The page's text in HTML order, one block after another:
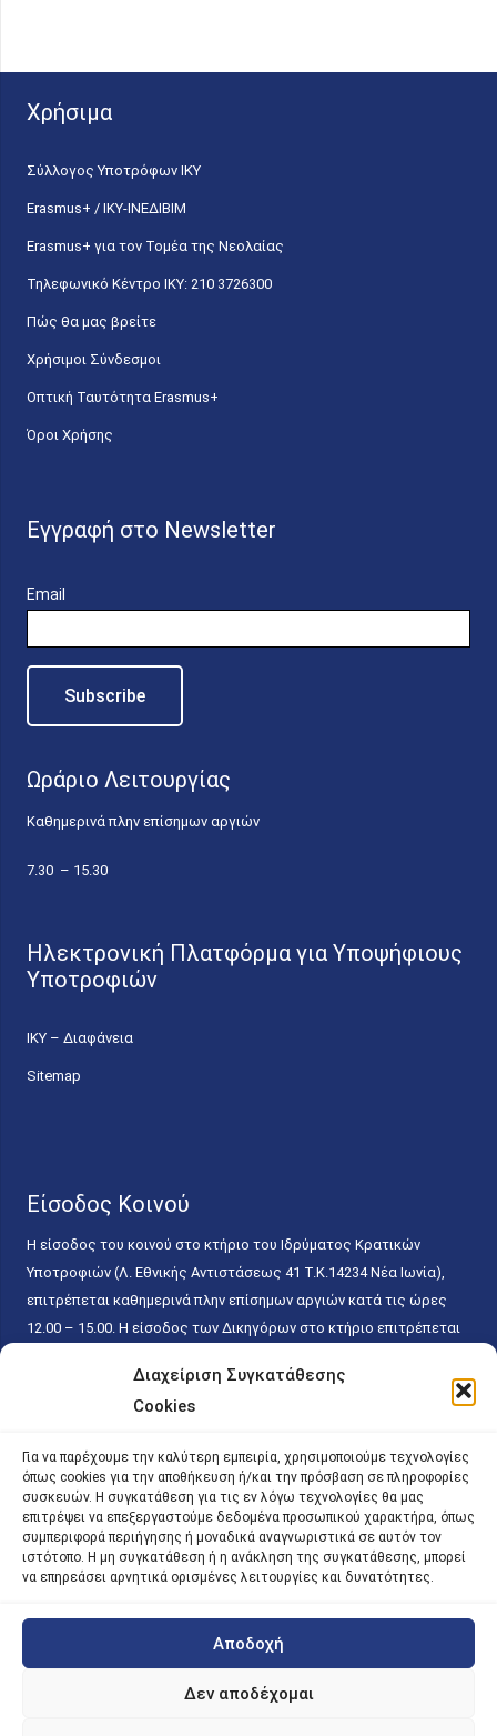
Διαχείριση Συγκατάθεσης
Cookies
Για να παρέχουμε την καλύτερη εμπειρία, χρησιμοποιούμε τεχνολογίες
όπως cookies για την αποθήκευση ή/και την πρόσβαση σε πληροφορίες
συσκευών. Η συγκατάθεση για τις εν λόγω τεχνολογίες θα μας
επιτρέψει να επεξεργαστούμε δεδομένα προσωπικού χαρακτήρα, όπως
συμπεριφορά περιήγησης ή μοναδικά αναγνωριστικά σε αυτόν τον
ιστότοπο. Η μη συγκατάθεση ή η ανάκληση της συγκατάθεσης, μπορεί
να επηρεάσει αρνητικά ορισμένες λειτουργίες και δυνατότητες.
Αποδοχή
Δεν αποδέχομαι
Χρήσιμα
Σύλλογος Υποτρόφων ΙΚΥ
Erasmus+ / ΙΚΥ-ΙΝΕΔΙΒΙΜ
Erasmus+ για τον Τομέα της Νεολαίας
Τηλεφωνικό Κέντρο IKY: 210 3726300
Πώς θα μας βρείτε
Χρήσιμοι Σύνδεσμοι
Οπτική Ταυτότητα Erasmus+
Όροι Χρήσης
Εγγραφή στο Newsletter
Email
Ωράριο Λειτουργίας
Καθημερινά πλην επίσημων αργιών
7.30 – 15.30
Ηλεκτρονική Πλατφόρμα για Υποψήφιους
Υποτροφιών
ΙΚΥ – Διαφάνεια
Sitemap
Είσοδος Κοινού
Η είσοδος του κοινού στο κτήριο του Ιδρύματος Κρατικών
Υποτροφιών (Λ. Εθνικής Αντιστάσεως 41 T.K.14234 Νέα Ιωνία),
επιτρέπεται καθημερινά πλην επίσημων αργιών κατά τις ώρες
12.00 – 15.00. Η είσοδος των Δικηγόρων στο κτήριο επιτρέπεται
κάθε εργάσιμη ημέρα και ώρα χωρίς κανέναν χρονικό ή άλλο
περιορισμό. Η είσοδος του κοινού ειδικά στο γραφείο του
15.00. Η εξυπηρέτηση του κοινού πραγματοποιείται βάσει των
παγίων ισχυουσών διατάξεων. Για την αποφυγή συνωστισμού
εντός του εσωτερικού χώρου εξυπηρέτησης και αναμονής του
κοινού, η εξυπηρέτησή του δύναται να πραγματοποιείται κατόπιν
προγραμματισμένου ραντεβού.
| iky.gr | All Rights Reserved
Designed and Developed by ACM Digital